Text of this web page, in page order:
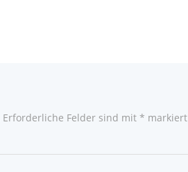
Erforderliche Felder sind mit * markiert